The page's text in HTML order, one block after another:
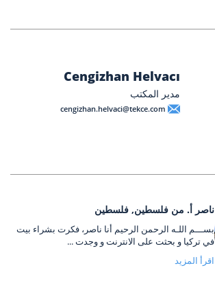
Cengizhan Helvacı
مدير المكتب
cengizhan.helvaci@tekce.com
ناصر أ. من فلسطين, فلسطين
بســـم اللـه الرحمن الرحيم أنا ناصر، فكرت بشراء بيت
في تركيا و بحثت على الانترنت و وجدت ...
اقرأ المزيد